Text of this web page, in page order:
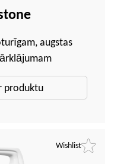
augstas
produktu
Wishlist